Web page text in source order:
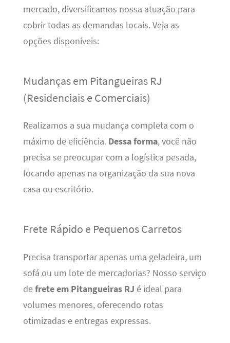
mercado, diversificamos nossa atuação para
cobrir todas as demandas locais. Veja as
opções disponíveis:
Mudanças em Pitangueiras RJ
(Residenciais e Comerciais)
Realizamos a sua mudança completa com o
máximo de eficiência. Dessa forma, você não
precisa se preocupar com a logística pesada,
focando apenas na organização da sua nova
casa ou escritório.
Frete Rápido e Pequenos Carretos
Precisa transportar apenas uma geladeira, um
sofá ou um lote de mercadorias? Nosso serviço
defrete em Pitangueiras RJ é ideal para
volumes menores, oferecendo rotas
otimizadas e entregas expressas.